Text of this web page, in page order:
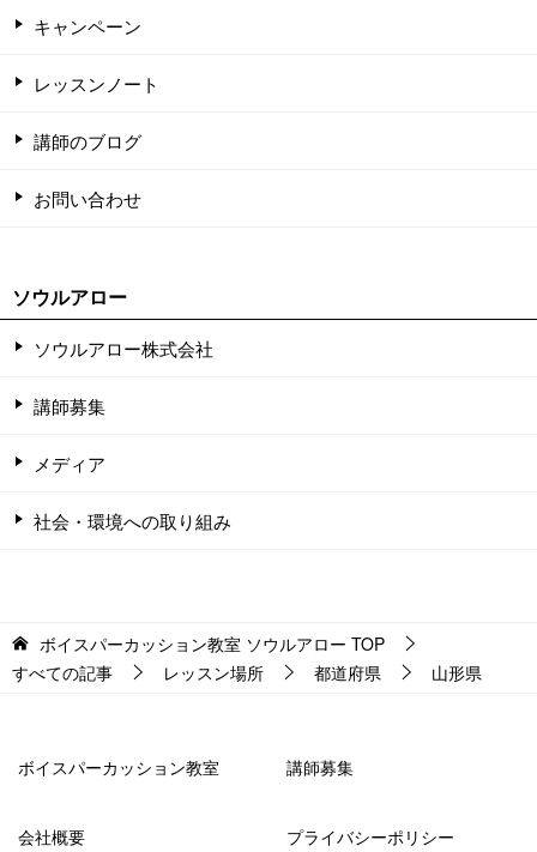
キャンペーン
レッスンノート
講師のブログ
お問い合わせ
ソウルアロー
ソウルアロー株式会社
講師募集
メディア
社会・環境への取り組み
ボイスパーカッション教室 ソウルアロー TOP
すべての記事
レッスン場所 都道府県 山形県
ボイスパーカッション教室 講師募集
会社概要 プライバシーポリシー